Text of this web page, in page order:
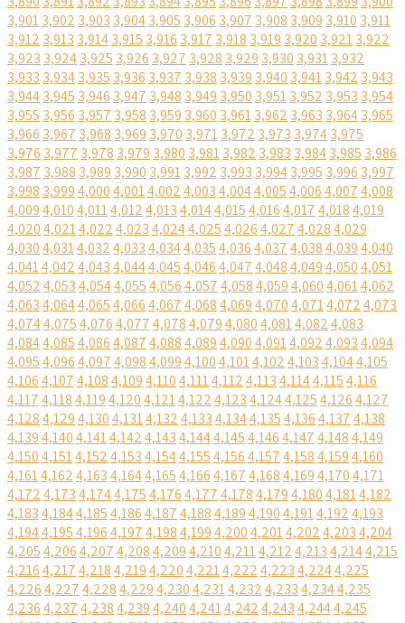
3,9013,902 3,903 3,9043,905 3,906 3,907 3,908 3,909 3,910 3,911
3,912 3,913 3,9143,915 3,916 3,917 3,918 3,919 3,920 3,9213,922
3,923 3,9243,925 3,926 3,927 3,928 3,929 3,930 3,9313,932
3,933 3,9343,935 3,936 3,937 3,938 3,939 3,940 3,9413,942 3,943
3,9443,945 3,946 3,947 3,948 3,949 3,950 3,9513,952 3,953 3,954
3,955 3,956 3,957 3,958 3,959 3,960 3,9613,962 3,963 3,9643,965
3,966 3,967 3,968 3,969 3,970 3,9713,972 3,973 3,9743,975
3,976 3,977 3,978 3,979 3,980 3,9813,982 3,983 3,9843,985 3,986
3,987 3,988 3,989 3,990 3,9913,992 3,993 3,9943,995 3,996 3,997
3,998 3,9994,0004,0014,0024,0034,0044,0054,0064,0074,008
4,0094,0104,0114,0124,0134,0144,0154,0164,0174,0184,019
4,0204,0214,0224,0234,0244,0254,0264,0274,0284,029
4,0304,0314,0324,0334,0344,0354,0364,0374,0384,0394,040
4,0414,0424,0434,0444,0454,0464,0474,0484,0494,0504,051
4,0524,0534,0544,0554,0564,0574,0584,0594,0604,0614,062
4,0634,0644,0654,0664,0674,0684,0694,0704,0714,0724,073
4,0744,0754,0764,0774,0784,0794,0804,0814,0824,083
4,0844,0854,0864,0874,0884,0894,0904,0914,0924,0934,094
4,0954,0964,0974,0984,0994,1004,1014,1024,1034,1044,105
4,1064,1074,1084,1094,1104,1114,1124,1134,1144,1154,116
4,1174,1184,1194,1204,1214,1224,1234,1244,1254,1264,127
4,1284,1294,1304,1314,1324,1334,1344,1354,1364,1374,138
4,1394,1404,1414,1424,1434,1444,1454,1464,1474,1484,149
4,1504,1514,1524,1534,1544,1554,1564,1574,1584,1594,160
4,1614,1624,1634,1644,1654,1664,1674,1684,1694,1704,171
4,1724,1734,1744,1754,1764,1774,1784,1794,1804,1814,182
4,1834,1844,1854,1864,1874,1884,1894,1904,1914,1924,193
4,1944,1954,1964,1974,1984,1994,2004,2014,2024,2034,204
4,2054,2064,2074,2084,2094,2104,2114,2124,2134,2144,215
4,2164,2174,2184,2194,2204,2214,2224,2234,2244,225
4,2264,2274,2284,2294,2304,2314,2324,2334,2344,235
4,2364,2374,2384,2394,2404,2414,2424,2434,2444,245